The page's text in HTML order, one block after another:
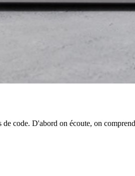
de code. D'abord on écoute, on